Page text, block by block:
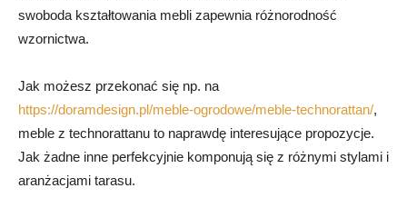
swoboda kształtowania mebli zapewnia różnorodność
wzornictwa.
Jak możesz przekonać się np. na
https://doramdesign.pl/meble-ogrodowe/meble-technorattan/,
meble z technorattanu to naprawdę interesujące propozycje.
Jak żadne inne perfekcyjnie komponują się z różnymi stylami i
aranżacjami tarasu.